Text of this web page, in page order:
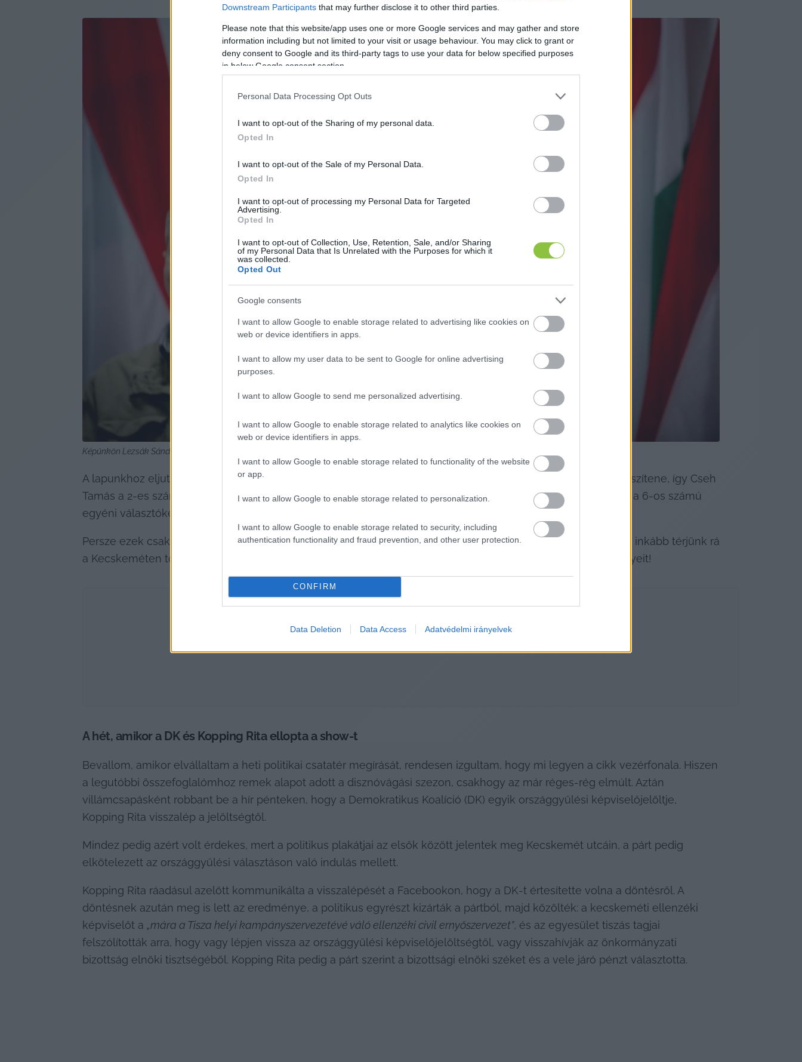
Downstream Participants that may further disclose it to other third parties.
Please note that this website/app uses one or more Google services and may gather and store
information including but not limited to your visit or usage behaviour. You may click to grant or
deny consent to Google and its third-party tags to use your data for below specified purposes
in below Google consent section.
Personal Data Processing Opt Outs
I want to opt-out of the Sharing of my personal data.
Opted In
I want to opt-out of the Sale of my Personal Data.
Opted In
I want to opt-out of processing my Personal Data for Targeted
Advertising.
Opted In
I want to opt-out of Collection, Use, Retention, Sale, and/or Sharing
of my Personal Data that Is Unrelated with the Purposes for which it
was collected.
Opted Out
Google consents
I want to allow Google to enable storage related to advertising like cookies on
web or device identifiers in apps.
I want to allow my user data to be sent to Google for online advertising
purposes.
I want to allow Google to send me personalized advertising.
I want to allow Google to enable storage related to analytics like cookies on
web or device identifiers in apps.
I want to allow Google to enable storage related to functionality of the website
or app.
I want to allow Google to enable storage related to personalization.
I want to allow Google to enable storage related to security, including
authentication functionality and fraud prevention, and other user protection.
CONFIRM
Data Deletion Data Access Adatvédelmi irányelvek
Képünkön Lezsák Sándor látható / Lezsák Sándor Facebook-oldala
A lapunkhoz eljutott felmérés szerint a kecskeméti, Fidesz-KDNP-s színekben induló többi jelölt azonban veszítene, így Cseh
Tamás a 2-es számú egyéni választókerületet, Salacz László pedig az 1-es számút bukná el. Mellettük pedig a 6-os számú
egyéni választókerületben (Baja) induló Zsigó Róbert sem aratna diadalt az ellenfeleivel szemben.
Persze ezek csak amolyan előzetes adatok, ami akár a választás napján is a visszájára fordulhat, éppen ezért inkább térjünk rá
a Kecskeméten történt legfontosabb heti eseményekre, és rögzítsük a jelöltek e heti aktivitásának eredményeit!
HIRDETÉS
A hét, amikor a DK és Kopping Rita ellopta a show-t
Bevallom, amikor elvállaltam a heti politikai csatatér megírását, rendesen izgultam, hogy mi legyen a cikk vezérfonala. Hiszen
a legutóbbi összefoglalómhoz remek alapot adott a disznóvágási szezon, csakhogy az már réges-rég elmúlt. Aztán
villámcsapásként robbant be a hír pénteken, hogy a Demokratikus Koalíció (DK) egyik országgyűlési képviselőjelöltje,
Kopping Rita visszalép a jelöltségtől.
Mindez pedig azért volt érdekes, mert a politikus plakátjai az elsők között jelentek meg Kecskemét utcáin, a párt pedig
elkötelezett az országgyűlési választáson való indulás mellett.
Kopping Rita ráadásul azelőtt kommunikálta a visszalépését a Facebookon, hogy a DK-t értesítette volna a döntésről. A
döntésnek azután meg is lett az eredménye, a politikus egyrészt kizárták a pártból, majd közölték: a kecskeméti ellenzéki
képviselőt a „mára a Tisza helyi kampányszervezetévé váló ellenzéki civil ernyőszervezet”, és az egyesület tiszás tagjai
felszólították arra, hogy vagy lépjen vissza az országgyűlési képviselőjelöltségtől, vagy visszahívják az önkormányzati
bizottság elnöki tisztségéből. Kopping Rita pedig a párt szerint a bizottsági elnöki széket és a vele járó pénzt választotta.